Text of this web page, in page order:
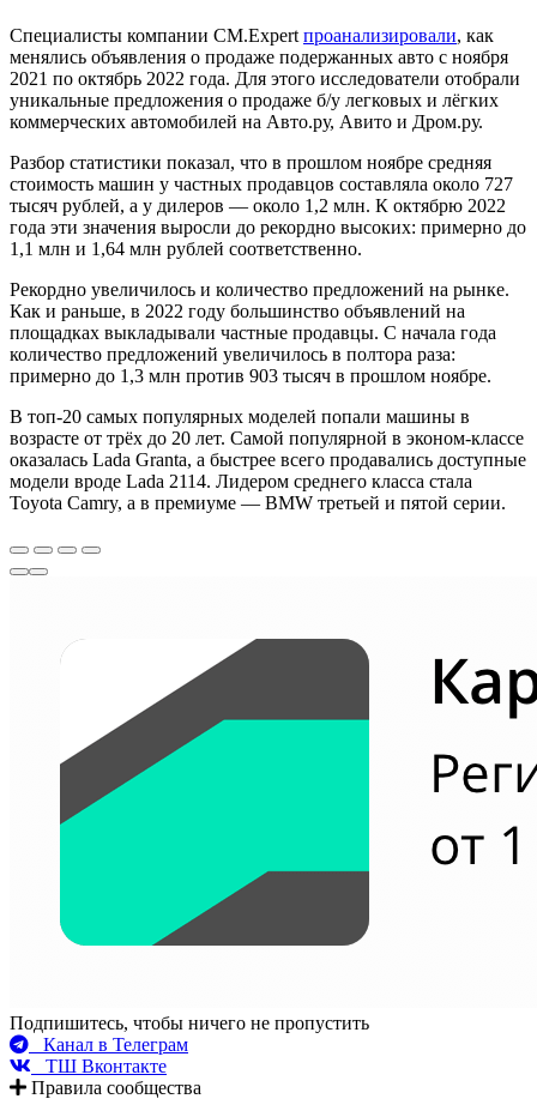
Специалисты компании CM.Expert проанализировали, как
менялись объявления о продаже подержанных авто с ноября
2021 по октябрь 2022 года. Для этого исследователи отобрали
уникальные предложения о продаже б/у легковых и лёгких
коммерческих автомобилей на Авто.ру, Авито и Дром.ру.
Разбор статистики показал, что в прошлом ноябре средняя
стоимость машин у частных продавцов составляла около 727
тысяч рублей, а у дилеров — около 1,2 млн. К октябрю 2022
года эти значения выросли до рекордно высоких: примерно до
1,1 млн и 1,64 млн рублей соответственно.
Рекордно увеличилось и количество предложений на рынке.
Как и раньше, в 2022 году большинство объявлений на
площадках выкладывали частные продавцы. С начала года
количество предложений увеличилось в полтора раза:
примерно до 1,3 млн против 903 тысяч в прошлом ноябре.
В топ-20 самых популярных моделей попали машины в
возрасте от трёх до 20 лет. Самой популярной в эконом-классе
оказалась Lada Granta, а быстрее всего продавались доступные
модели вроде Lada 2114. Лидером среднего класса стала
Toyota Camry, а в премиуме — BMW третьей и пятой серии.
Подпишитесь, чтобы ничего не пропустить
Канал в Телеграм
ТШ Вконтакте
Правила сообщества